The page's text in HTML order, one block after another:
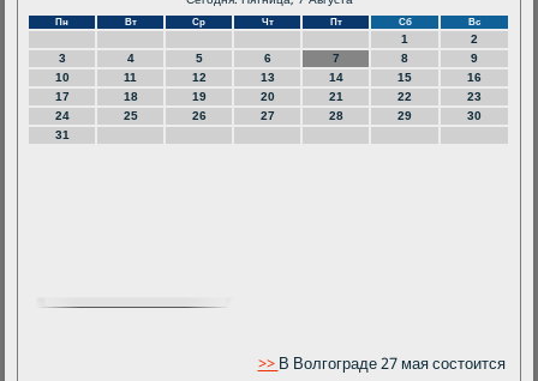
Пн Вт Ср Чт Пт Сб Вс
1
2
3
4 5 6 7 8
9
10
11 12 13 14 15
16
17
18 19 20 21 22
23
24
25 26 27 28 29
30
31
>>В Волгограде 27 мая состоится